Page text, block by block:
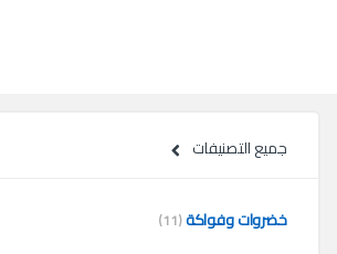
جميع التصنيفات
خضروات وفواكة(11)